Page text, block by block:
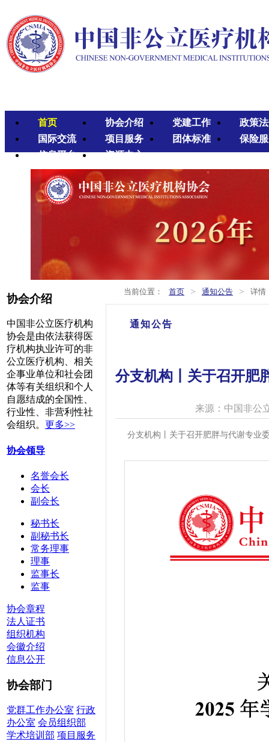
首页 协会介绍 党建工作
政策
国际交流
项目服务 团体标准
保险
信息平台
资源中心
协会介绍
中国非公立医疗机构
协会是由依法获得医
疗机构执业许可的非
公立医疗机构、相关
企事业单位和社会团
体等有关组织和个人
自愿结成的全国性、
行业性、非营利性社
会组织。 更多>>
协会领导
名誉会长
会长
副会长
秘书长
副秘书长
常务理事
理事
监事长
监事
协会章程
法人证书
组织机构
会徽介绍
信息公开
协会部门
党群工作办公室 行政
办公室 会员组织部
学术培训部 项目服务
当前位置： 首页 > 通知公告 > 详情
通知公告
分支机构丨关于召开肥
来源：中国非公
分支机构丨关于召开肥胖与代谢专业